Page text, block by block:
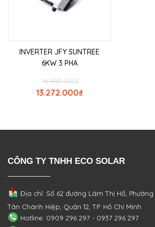
INVERTER JFY SUNTREE
6KW 3 PHA
₫
16.990.000
₫
13.272.000
CÔNG TY TNHH ECO SOLAR
Địa chỉ: Số 62 đường Lâm Thị Hố, Phường
Tân Chánh Hiệp, Quận 12, TP. Hồ Chí Minh
Hotline: 0909 296 297 - 0937 296 297